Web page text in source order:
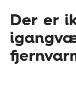
Der er